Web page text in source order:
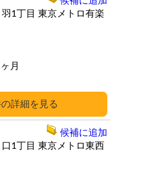
詳細
羽1丁目 東京メトロ有楽
ヶ月
口1丁目 東京メトロ東西
候補に追加